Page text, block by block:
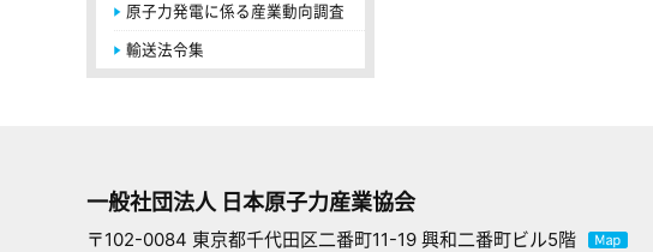
原子力発電に係る産業動向調査
輸送法令集
一般社団法人 日本原子力産業協会
〒102-0084 東京都千代田区二番町11-19 興和二番町ビル5階